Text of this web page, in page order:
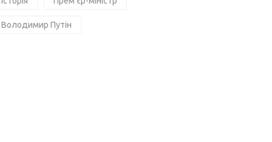
Володимир Путін